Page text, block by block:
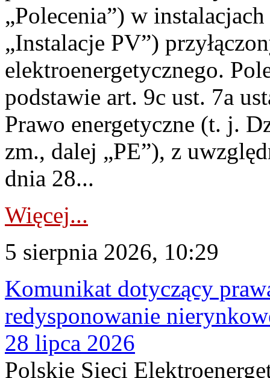
„Polecenia”) w
„Instalacje PV”)
elektroenergetycznego.
podstawie art. 9c ust. 7a
Prawo energetyczne (t. j.
zm., dalej „PE”), z
dnia 28...
Więcej...
5 sierpnia 2026, 10:29
Komunikat dotyczący
redysponowanie
28 lipca 2026
Polskie Sieci